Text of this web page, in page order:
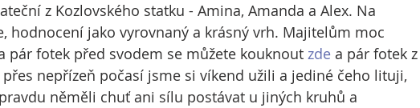
z Kozlovského statku - Amina, Amanda a Alex. Na
hodnocení jako vyrovnaný a krásný vrh. Majitelům moc
pár fotek před svodem se můžete kouknout zde a pár fotek z
přes nepřízeň počasí jsme si víkend užili a jediné čeho lituji,
něměli chuť ani sílu postávat u jiných kruhů a